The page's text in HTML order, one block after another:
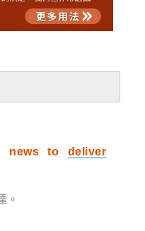
news to deliver
。